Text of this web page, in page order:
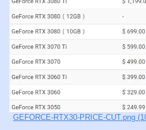
GEFORCE-RTX30-PRICE-CUT.png